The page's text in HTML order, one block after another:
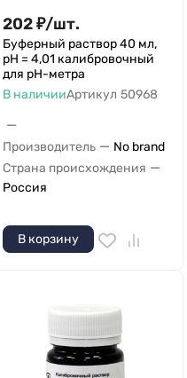
202₽/шт.
Буферный раствор 40 мл,
рН = 4,01 калибровочный
для pH-метра
В наличииАртикул 50968
—
Производитель — No brand
Страна происхождения —
Россия
В корзину